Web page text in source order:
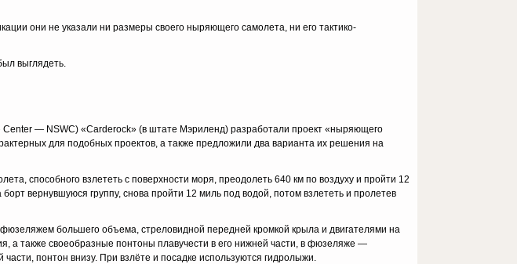
они не указали ни размеры своего ныряющего самолета, ни его тактико-
выглядеть.
— NSWC) «Carderock» (в штате Мэриленд) разработали проект «ныряющего
для подобных проектов, а также предложили два варианта их решения на
способного взлететь с поверхности моря, преодолеть 640 км по воздуху и пройти 12
вернувшуюся группу, снова пройти 12 миль под водой, потом взлететь и пролетев
большего объема, стреловидной передней кромкой крыла и двигателями на
а также своеобразные понтоны плавучести в его нижней части, в фюзеляже —
понтон внизу. При взлёте и посадке используются гидролыжи.